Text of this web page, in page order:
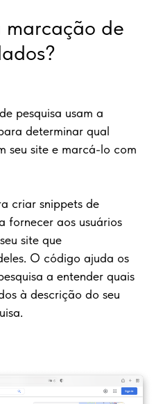
marcação de
pesquisa usam a
determinar qual
seu site e marcá-lo com
criar snippets de
fornecer aos usuários
site que
O código ajuda os
a entender quais
à descrição do seu